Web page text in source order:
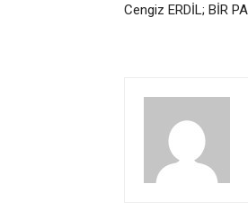
Cengiz ERDİL; BİR